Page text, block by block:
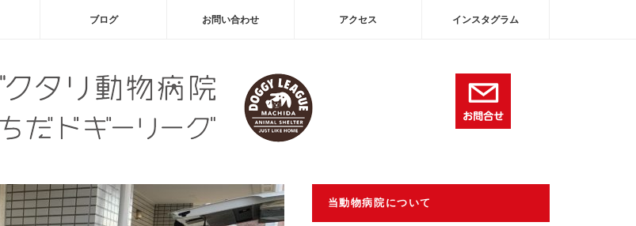
ブログ お問い合わせ アクセス インスタグラム
当動物病院について